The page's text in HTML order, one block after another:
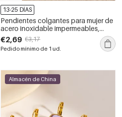
13-25 DÍAS
Pendientes colgantes para mujer de
acero inoxidable impermeables,
color dorado, estilo oceánico.
€2,69 €3,17
Pedido mínimo de 1 ud.
Almacén de China